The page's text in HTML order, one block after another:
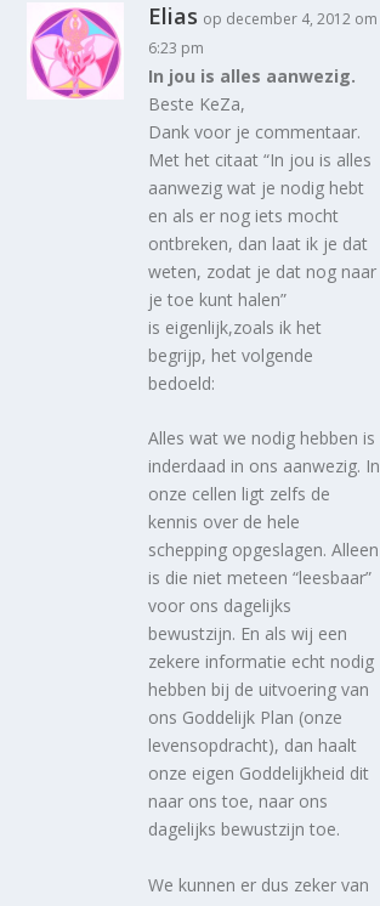
Elias op december 4, 2012 om
6:23 pm
In jou is alles aanwezig.
Beste KeZa,
Dank voor je commentaar.
Met het citaat “In jou is alles
aanwezig wat je nodig hebt
en als er nog iets mocht
ontbreken, dan laat ik je dat
weten, zodat je dat nog naar
je toe kunt halen”
is eigenlijk,zoals ik het
begrijp, het volgende
bedoeld:
Alles wat we nodig hebben is
inderdaad in ons aanwezig. In
onze cellen ligt zelfs de
kennis over de hele
schepping opgeslagen. Alleen
is die niet meteen “leesbaar”
voor ons dagelijks
bewustzijn. En als wij een
zekere informatie echt nodig
hebben bij de uitvoering van
ons Goddelijk Plan (onze
levensopdracht), dan haalt
onze eigen Goddelijkheid dit
naar ons toe, naar ons
dagelijks bewustzijn toe.
We kunnen er dus zeker van